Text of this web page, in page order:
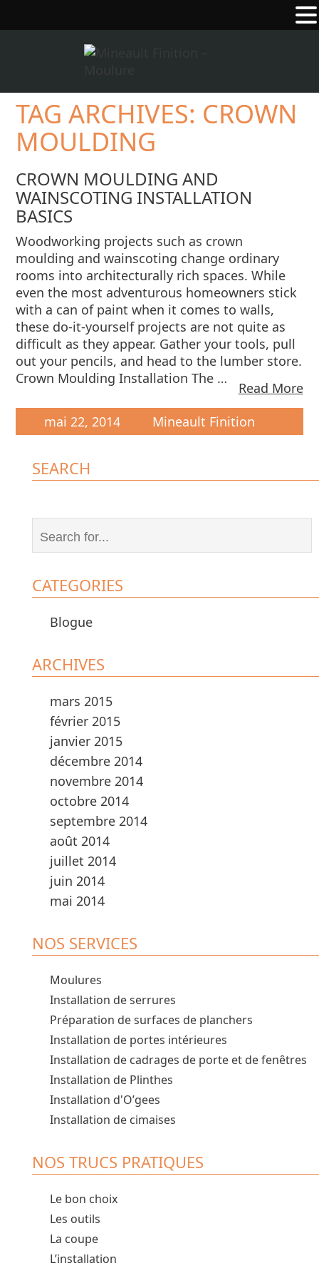
TAG ARCHIVES: CROWN
MOULDING
CROWN MOULDING AND
WAINSCOTING INSTALLATION
BASICS
Woodworking projects such as crown
moulding and wainscoting change ordinary
rooms into architecturally rich spaces. While
even the most adventurous homeowners stick
with a can of paint when it comes to walls,
these do-it-yourself projects are not quite as
difficult as they appear. Gather your tools, pull
out your pencils, and head to the lumber store.
Crown Moulding Installation The …
Read More
mai 22, 2014
Mineault Finition
SEARCH
CATEGORIES
Blogue
ARCHIVES
mars 2015
février 2015
janvier 2015
décembre 2014
novembre 2014
octobre 2014
septembre 2014
août 2014
juillet 2014
juin 2014
mai 2014
NOS SERVICES
Moulures
Installation de serrures
Préparation de surfaces de planchers
Installation de portes intérieures
Installation de cadrages de porte et de fenêtres
Installation de Plinthes
Installation d'O’gees
Installation de cimaises
NOS TRUCS PRATIQUES
Le bon choix
Les outils
La coupe
L’installation